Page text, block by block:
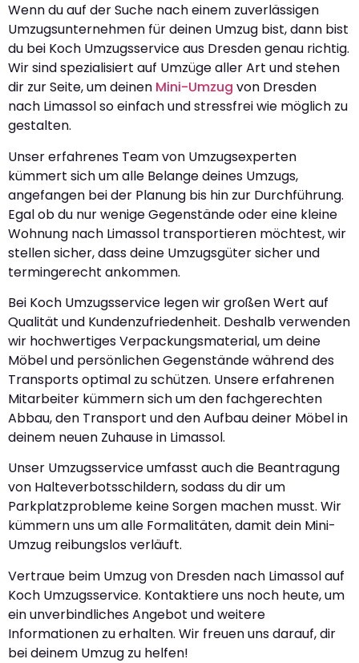
Wenn du auf der Suche nach einem zuverlässigen
Umzugsunternehmen für deinen Umzug bist, dann bist
du bei Koch Umzugsservice aus Dresden genau richtig.
Wir sind spezialisiert auf Umzüge aller Art und stehen
dir zur Seite, um deinen Mini-Umzug von Dresden
nach Limassol so einfach und stressfrei wie möglich zu
gestalten.
Unser erfahrenes Team von Umzugsexperten
kümmert sich um alle Belange deines Umzugs,
angefangen bei der Planung bis hin zur Durchführung.
Egal ob du nur wenige Gegenstände oder eine kleine
Wohnung nach Limassol transportieren möchtest, wir
stellen sicher, dass deine Umzugsgüter sicher und
termingerecht ankommen.
Bei Koch Umzugsservice legen wir großen Wert auf
Qualität und Kundenzufriedenheit. Deshalb verwenden
wir hochwertiges Verpackungsmaterial, um deine
Möbel und persönlichen Gegenstände während des
Transports optimal zu schützen. Unsere erfahrenen
Mitarbeiter kümmern sich um den fachgerechten
Abbau, den Transport und den Aufbau deiner Möbel in
deinem neuen Zuhause in Limassol.
Unser Umzugsservice umfasst auch die Beantragung
von Halteverbotsschildern, sodass du dir um
Parkplatzprobleme keine Sorgen machen musst. Wir
kümmern uns um alle Formalitäten, damit dein Mini-
Umzug reibungslos verläuft.
Vertraue beim Umzug von Dresden nach Limassol auf
Koch Umzugsservice. Kontaktiere uns noch heute, um
ein unverbindliches Angebot und weitere
Informationen zu erhalten. Wir freuen uns darauf, dir
bei deinem Umzug zu helfen!